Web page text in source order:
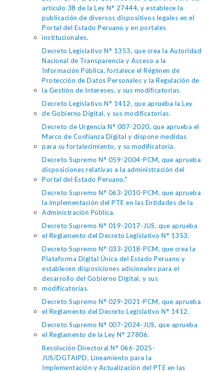
artículo 38 de la Ley N° 27444, y establece la
publicación de diversos dispositivos legales en el
Portal del Estado Peruano y en portales
institucionales.
Decreto Legislativo N° 1353, que crea la Autoridad
Nacional de Transparencia y Acceso a la
Información Pública, fortalece el Régimen de
Protección de Datos Personales y la Regulación de
la Gestión de Intereses, y sus modificatorias.
Decreto Legislativo N° 1412, que aprueba la Ley
de Gobierno Digital, y sus modificatorias.
Decreto de Urgencia N° 007-2020, que aprueba el
Marco de Confianza Digital y dispone medidas
para su fortalecimiento, y su modificatoria.
Decreto Supremo N° 059-2004-PCM, que aprueba
disposiciones relativas a la administración del
Portal del Estado Peruano."
Decreto Supremo N° 063-2010-PCM, que aprueba
la implementación del PTE en las Entidades de la
Administración Pública.
Decreto Supremo N° 019-2017-JUS, que aprueba
el Reglamento del Decreto Legislativo N° 1353.
Decreto Supremo N° 033-2018-PCM, que crea la
Plataforma Digital Única del Estado Peruano y
establecen disposiciones adicionales para el
desarrollo del Gobierno Digital, y sus
modificatorias.
Decreto Supremo N° 029-2021-PCM, que aprueba
el Reglamento del Decreto Legislativo N° 1412.
Decreto Supremo N° 007-2024-JUS, que aprueba
el Reglamento de la Ley N° 27806.
Resolución Directoral N° 066-2025-
JUS/DGTAIPD, Lineamiento para la
Implementación y Actualización del PTE en las